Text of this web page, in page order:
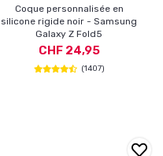
Coque personnalisée en
silicone rigide noir - Samsung
Galaxy Z Fold5
CHF 24,95
(1407)